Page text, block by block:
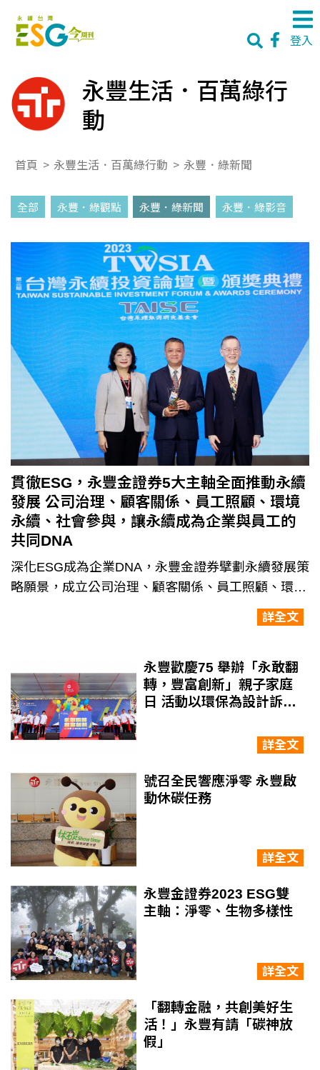
登入
永豐生活．百萬綠行
動
首頁 > 永豐生活．百萬綠行動 > 永豐．綠新聞
全部 永豐．綠觀點 永豐．綠新聞 永豐．綠影音
貫徹ESG，永豐金證券5大主軸全面推動永續
發展 公司治理、顧客關係、員工照顧、環境
永續、社會參與，讓永續成為企業與員工的
共同DNA
深化ESG成為企業DNA，永豐金證券擘劃永續發展策
略願景，成立公司治理、顧客關係、員工照顧、環境
永續、社會參與5大工作小組，訂定短中長期計畫推
動永續轉型，在綠色金融、減碳、永續投資、公益…
全面永續發展的領先券商邁進。
詳全文
永豐歡慶75 舉辦「永敢翻
轉，豐富創新」親子家庭
日 活動以環保為設計訴求
詳全文
號召全民響應淨零 永豐啟
動休碳任務
詳全文
永豐金證券2023 ESG雙
主軸：淨零、生物多樣性
詳全文
「翻轉金融，共創美好生
活！」永豐有請「碳神放
假」